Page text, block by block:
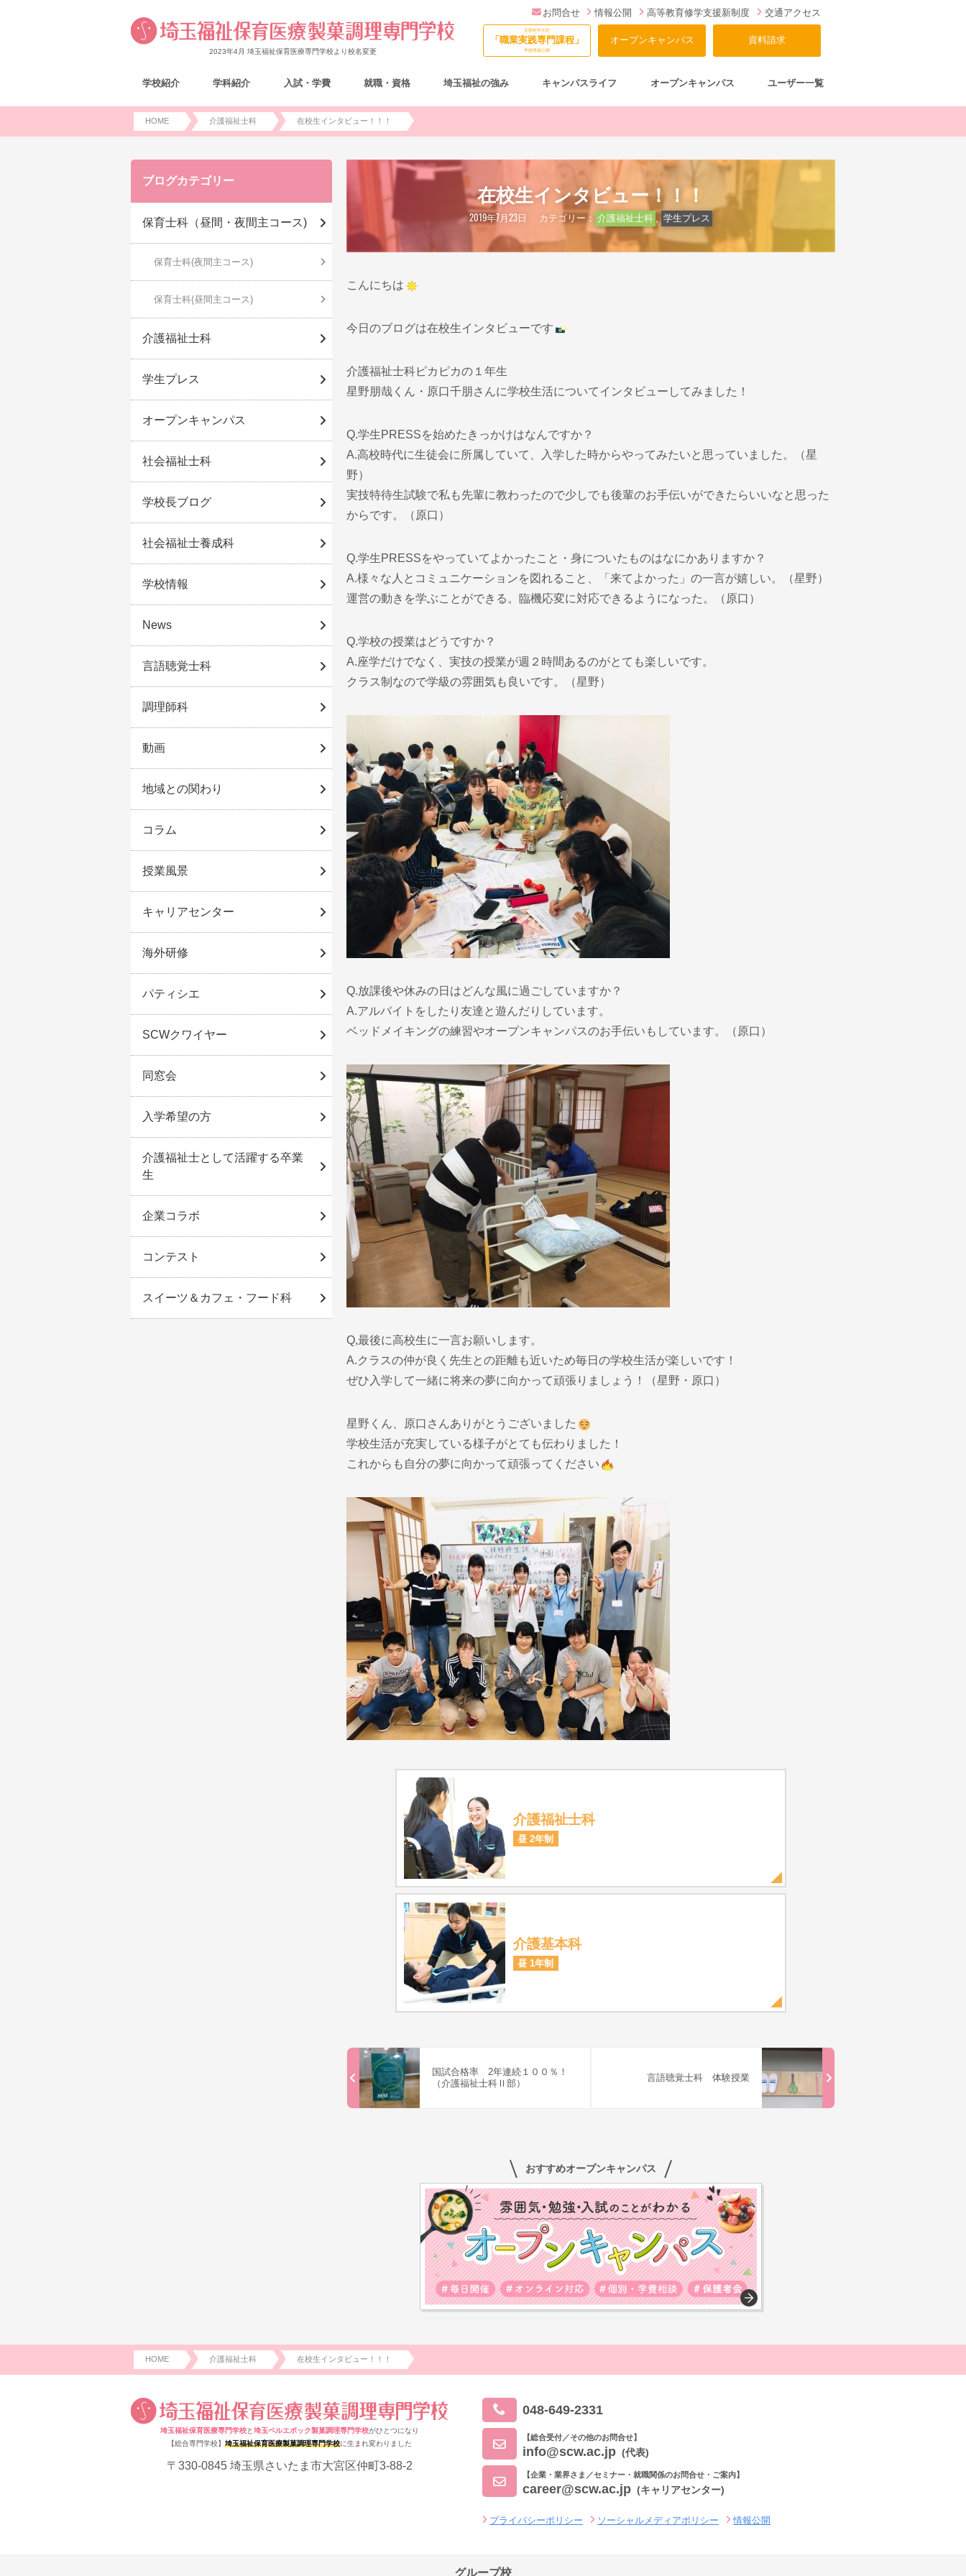
2023年4月 埼玉福祉保育医療専門学校より校名変更
お問合せ 情報公開 高等教育修学支援新制度 交通アクセス
文部科学大臣
「職業実践専門課程」
学校情報公開
オープンキャンパス 資料請求
学校紹介 学科紹介 入試・学費 就職・資格 埼玉福祉の強み キャンパスライフ オープンキャンパス ユーザー一覧
HOME 介護福祉士科 在校生インタビュー！！！
在校生インタビュー！！！
2019年7月23日 カテゴリー： 介護福祉士科 学生プレス
こんにちは
今日のブログは在校生インタビューです
介護福祉士科ピカピカの１年生
星野朋哉くん・原口千朋さんに学校生活についてインタビューしてみました！
Q.学生PRESSを始めたきっかけはなんですか？
A.高校時代に生徒会に所属していて、入学した時からやってみたいと思っていました。（星
野）
実技特待生試験で私も先輩に教わったので少しでも後輩のお手伝いができたらいいなと思った
からです。（原口）
Q.学生PRESSをやっていてよかったこと・身についたものはなにかありますか？
A.様々な人とコミュニケーションを図れること、「来てよかった」の一言が嬉しい。（星野）
運営の動きを学ぶことができる。臨機応変に対応できるようになった。（原口）
Q.学校の授業はどうですか？
A.座学だけでなく、実技の授業が週２時間あるのがとても楽しいです。
クラス制なので学級の雰囲気も良いです。（星野）
Q.放課後や休みの日はどんな風に過ごしていますか？
A.アルバイトをしたり友達と遊んだりしています。
ベッドメイキングの練習やオープンキャンパスのお手伝いもしています。（原口）
Q,最後に高校生に一言お願いします。
A.クラスの仲が良く先生との距離も近いため毎日の学校生活が楽しいです！
ぜひ入学して一緒に将来の夢に向かって頑張りましょう！（星野・原口）
星野くん、原口さんありがとうございました
学校生活が充実している様子がとても伝わりました！
これからも自分の夢に向かって頑張ってください
介護福祉士科
昼 2年制
介護基本科
昼 1年制
国試合格率 2年連続１００％！
（介護福祉士科Ⅱ部）
言語聴覚士科 体験授業
おすすめオープンキャンパス
ブログカテゴリー
保育士科（昼間・夜間主コース)
保育士科(夜間主コース)
保育士科(昼間主コース)
介護福祉士科
学生プレス
オープンキャンパス
社会福祉士科
学校長ブログ
社会福祉士養成科
学校情報
News
言語聴覚士科
調理師科
動画
地域との関わり
コラム
授業風景
キャリアセンター
海外研修
パティシエ
SCWクワイヤー
同窓会
入学希望の方
介護福祉士として活躍する卒業
生
企業コラボ
コンテスト
スイーツ＆カフェ・フード科
HOME 介護福祉士科 在校生インタビュー！！！
埼玉福祉保育医療専門学校と埼玉ベルエポック製菓調理専門学校がひとつになり
【総合専門学校】 埼玉福祉保育医療製菓調理専門学校に生まれ変わりました
〒330-0845 埼玉県さいたま市大宮区仲町3-88-2
048-649-2331
【総合受付／その他のお問合せ】
info@scw.ac.jp (代表)
【企業・業界さま／セミナー・就職関係のお問合せ・ご案内】
career@scw.ac.jp (キャリアセンター)
プライバシーポリシー ソーシャルメディアポリシー 情報公開
グループ校